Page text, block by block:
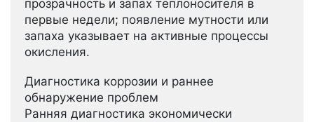
прозрачность и запах теплоносителя в
первые недели; появление мутности или
запаха указывает на активные процессы
окисления.
Диагностика коррозии и раннее
обнаружение проблем
Ранняя диагностика экономически